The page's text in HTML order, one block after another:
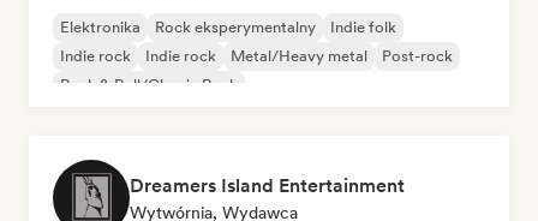
Elektronika Rock eksperymentalny
Indie folk
Indie rock
Indie rock Metal/Heavy metal
Post-rock
Rock & Roll/Classic Rock
Dreamers Island Entertainment
Wytwórnia, Wydawca